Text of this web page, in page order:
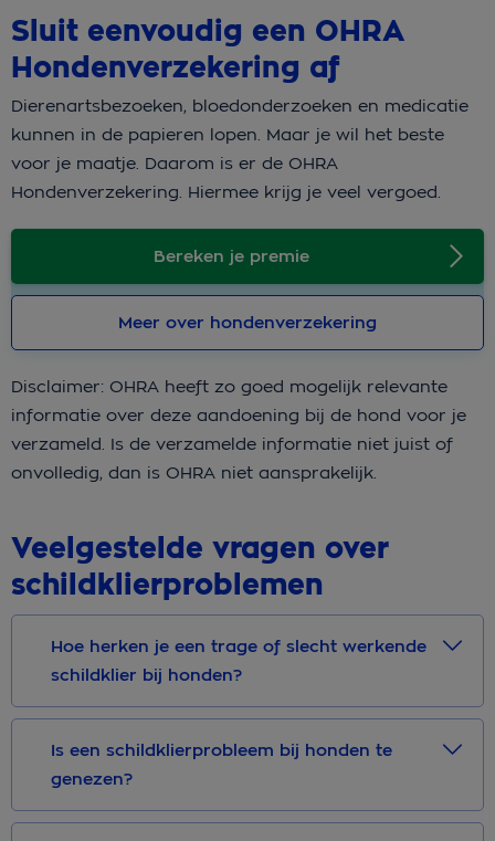
Sluit eenvoudig een OHRA
Hondenverzekering af
Dierenartsbezoeken, bloedonderzoeken en medicatie
kunnen in de papieren lopen. Maar je wil het beste
voor je maatje. Daarom is er de OHRA
Hondenverzekering. Hiermee krijg je veel vergoed.
Bereken je premie
Meer over hondenverzekering
Disclaimer: OHRA heeft zo goed mogelijk relevante
informatie over deze aandoening bij de hond voor je
verzameld. Is de verzamelde informatie niet juist of
onvolledig, dan is OHRA niet aansprakelijk.
Veelgestelde vragen over
schildklierproblemen
Hoe herken je een trage of slecht werkende
schildklier bij honden?
Is een schildklierprobleem bij honden te
genezen?